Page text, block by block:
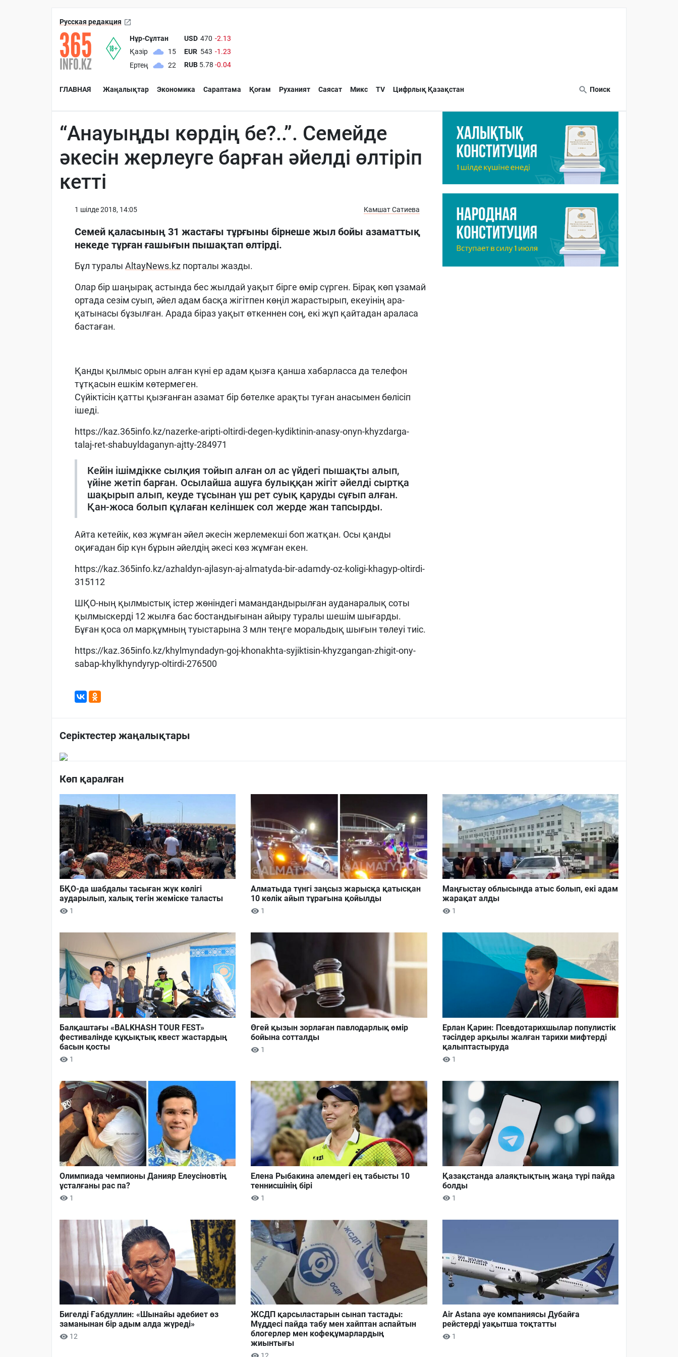
Русская редакция
Нұр-Сұлтан
Қазір
15
Ертең
22
USD 470 -2.13
EUR 543 -1.23
RUB 5.78 -0.04
ГЛАВНАЯ Жаңалықтар Экономика Сараптама Қоғам Руханият Саясат Микс TV Цифрлық Қазақстан Поиск
“Анауыңды көрдің бе?..”. Семейде
әкесін жерлеуге барған әйелді өлтіріп
кетті
1 шiлде 2018, 14:05 Камшат Сатиева
Семей қаласының 31 жастағы тұрғыны бірнеше жыл бойы азаматтық
некеде тұрған ғашығын пышақтап өлтірді.
Бұл туралы AltayNews.kz порталы жазды.
Олар бір шаңырақ астында бес жылдай уақыт бірге өмір сүрген. Бірақ көп ұзамай
ортада сезім суып, әйел адам басқа жігітпен көңіл жарастырып, екеуінің ара-
қатынасы бұзылған. Арада біраз уақыт өткеннен соң, екі жұп қайтадан араласа
бастаған.
Қанды қылмыс орын алған күні ер адам қызға қанша хабарласса да телефон
тұтқасын ешкім көтермеген.
Сүйіктісін қатты қызғанған азамат бір бөтелке арақты туған анасымен бөлісіп
ішеді.
https://kaz.365info.kz/nazerke-aripti-oltirdi-degen-kydiktinin-anasy-onyn-khyzdarga-
talaj-ret-shabuyldaganyn-ajtty-284971
Кейін ішімдікке сылқия тойып алған ол ас үйдегі пышақты алып,
үйіне жетіп барған. Осылайша ашуға булыққан жігіт әйелді сыртқа
шақырып алып, кеуде тұсынан үш рет суық қаруды сұғып алған.
Қан-жоса болып құлаған келіншек сол жерде жан тапсырды.
Айта кетейік, көз жұмған әйел әкесін жерлемекші боп жатқан. Осы қанды
оқиғадан бір күн бұрын әйелдің әкесі көз жұмған екен.
https://kaz.365info.kz/azhaldyn-ajlasyn-aj-almatyda-bir-adamdy-oz-koligi-khagyp-oltirdi-
315112
ШҚО-ның қылмыстық істер жөніндегі мамандандырылған ауданаралық соты
қылмыскерді 12 жылға бас бостандығынан айыру туралы шешім шығарды.
Бұған қоса ол марқұмның туыстарына 3 млн теңге моральдық шығын төлеуі тиіс.
https://kaz.365info.kz/khylmyndadyn-goj-khonakhta-syjiktisin-khyzgangan-zhigit-ony-
sabap-khylkhyndyryp-oltirdi-276500
Серіктестер жаңалықтары
Көп қаралған
БҚО-да шабдалы тасыған жүк көлігі
аударылып, халық тегін жеміске таласты
1
Алматыда түнгі заңсыз жарысқа қатысқан
10 көлік айып тұрағына қойылды
1
Маңғыстау облысында атыс болып, екі адам
жарақат алды
1
Балқаштағы «BALKHASH TOUR FEST»
фестивалінде құқықтық квест жастардың
басын қосты
1
Өгей қызын зорлаған павлодарлық өмір
бойына сотталды
1
Ерлан Қарин: Псевдотарихшылар популистік
тәсілдер арқылы жалған тарихи мифтерді
қалыптастыруда
1
Олимпиада чемпионы Данияр Елеусіновтің
ұсталғаны рас па?
1
Елена Рыбакина әлемдегі ең табысты 10
теннисшінің бірі
1
Қазақстанда алаяқтықтың жаңа түрі пайда
болды
1
Бигелді Ғабдуллин: «Шынайы әдебиет өз
заманынан бір адым алда жүреді»
12
ЖСДП қарсыластарын сынап тастады:
Мүддесі пайда табу мен хайптан аспайтын
блогерлер мен кофеқұмарлардың
жиынтығы
Air Astana әуе компаниясы Дубайға
рейстерді уақытша тоқтатты
1